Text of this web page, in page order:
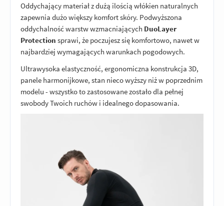
Oddychający materiał z dużą ilością włókien naturalnych
zapewnia dużo większy komfort skóry. Podwyższona
oddychalność warstw wzmacniających DuoLayer
Protection sprawi, że poczujesz się komfortowo, nawet w
najbardziej wymagających warunkach pogodowych.
Ultrawysoka elastyczność, ergonomiczna konstrukcja 3D,
panele harmonijkowe, stan nieco wyższy niż w poprzednim
modelu - wszystko to zastosowane zostało dla pełnej
swobody Twoich ruchów i idealnego dopasowania.